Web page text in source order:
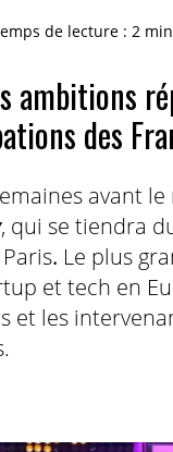
de lecture : 2 min
ambitions
des
avant
, qui se tiendra
. Le plus
et tech en
et les